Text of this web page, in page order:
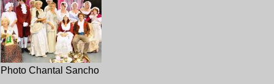
Photo Chantal Sancho